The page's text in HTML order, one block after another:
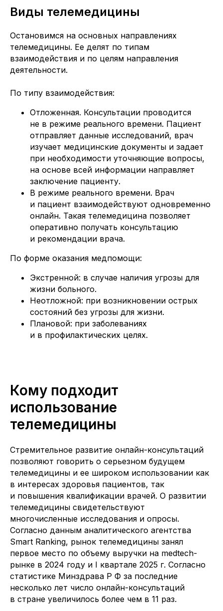
Виды телемедицины
Остановимся на основных направлениях
телемедицины. Ее делят по типам
взаимодействия и по целям направления
деятельности.
По типу взаимодействия:
Отложенная. Консультации проводится
не в режиме реального времени. Пациент
отправляет данные исследований, врач
изучает медицинские документы и задает
при необходимости уточняющие вопросы,
на основе всей информации направляет
заключение пациенту.
В режиме реального времени. Врач
и пациент взаимодействуют одновременно
онлайн. Такая телемедицина позволяет
оперативно получать консультацию
и рекомендации врача.
По форме оказания медпомощи:
Экстренной: в случае наличия угрозы для
жизни больного.
Неотложной: при возникновении острых
состояний без угрозы для жизни.
Плановой: при заболеваниях
и в профилактических целях.
Кому подходит
использование
телемедицины
Стремительное развитие онлайн-консультаций
позволяют говорить о серьезном будущем
телемедицины и ее широком использовании как
в интересах здоровья пациентов, так
и повышения квалификации врачей. О развитии
телемедицины свидетельствуют
многочисленные исследования и опросы.
Согласно данным аналитического агентства
Smart Ranking, рынок телемедицины занял
первое место по объему выручки на medtech-
рынке в 2024 году и I квартале 2025 г. Согласно
статистике Минздрава Р Ф за последние
несколько лет число онлайн-консультаций
в стране увеличилось более чем в 11 раз.
Мила (Mila) © 2026 Работает на платформе
N3.Health
Блог
Написать в техподдержку
Для сотрудничества:
Идентификатор в Реестре информационных систем,
подключенных к ЕГИСЗ Министерства здравоохранения
РФ – 3, дата включения в Реестр - 11.10.2019
Аттестованный оператор персональных данных,
регистрационный номер в Реестре операторов
Российской Федерации № 9016 от 05.02.2021
*Сервис может включать дополнительные платные
услуги, например, телемедицинские консультации
с врачами из подключенных клиник к медицинскому
онлайн-сервису Mila. Сервис не запрашивает
платежных средств пользователя.
Медицинский интернет-сервис Mila интегрирован с
сервисом «N3.Телемедицинские консультации»
компании «Нетрика Медицина».
Некоторые сервисы и единицы контента могут быть
Google Play и логотип Google Play являются товарными
знаками корпорации Google LLC.
Apple и логотип Apple являются зарегистрированными
товарными знаками компании Apple Inc. в США и других
© 2015—2026 «ЭлНетМед», ИНН 7 842 529 670, Санкт-
Петербург, пер. Фуражный, д. 3, лит. К.
Политика обработки персональных данных
Согласие на обработку персональных
данных
Правовая информация для пользователей
Mila